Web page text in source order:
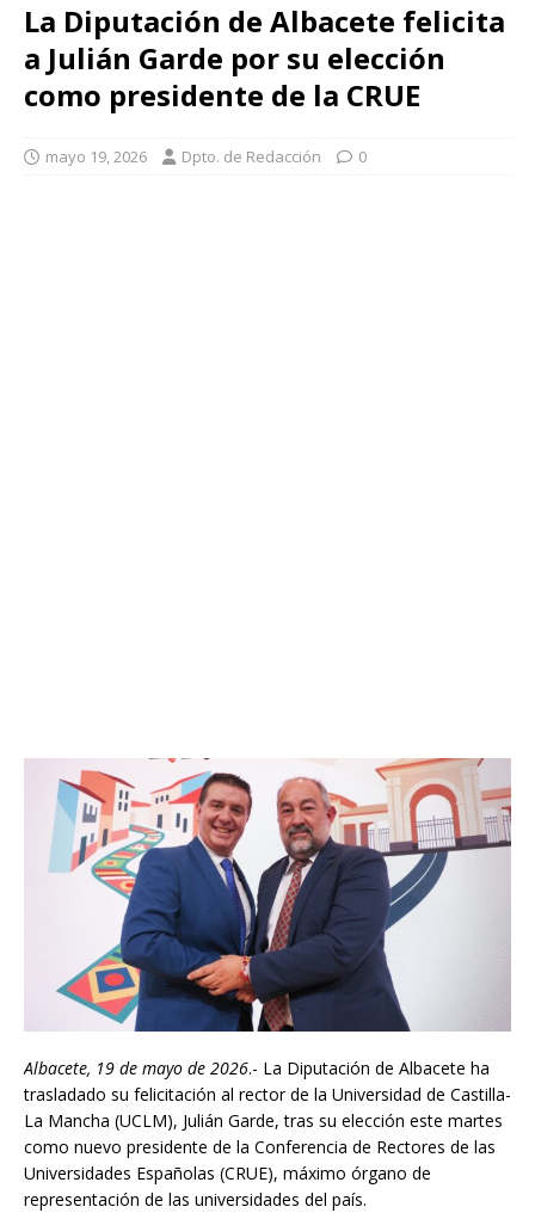
La Diputación de Albacete felicita
a Julián Garde por su elección
como presidente de la CRUE
mayo 19, 2026 Dpto. de Redacción 0
Albacete, 19 de mayo de 2026.- La Diputación de Albacete ha
trasladado su felicitación al rector de la Universidad de Castilla-
La Mancha (UCLM), Julián Garde, tras su elección este martes
como nuevo presidente de la Conferencia de Rectores de las
Universidades Españolas (CRUE), máximo órgano de
representación de las universidades del país.